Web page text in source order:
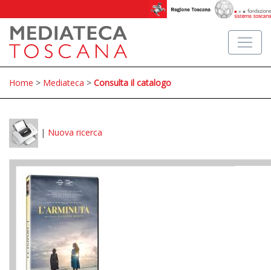
Home > Mediateca > Consulta il catalogo
| Nuova ricerca